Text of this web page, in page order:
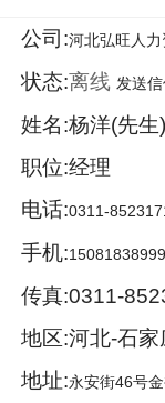
公司:河北弘旺人
状态:离线 发送
姓名:杨洋(先生)
职位:经理
电话:0311-
手机:15081838999
传真:0311-
地区:河北-石家
地址:永安街46号